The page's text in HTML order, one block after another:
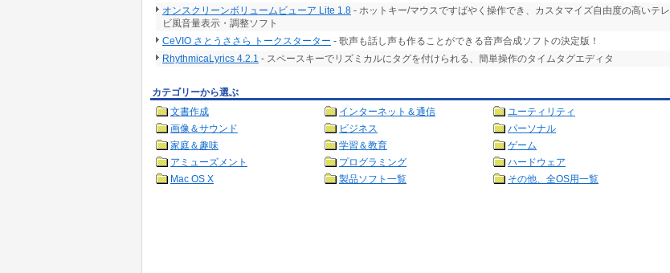
オンスクリーンボリュームビューア Lite 1.8 - ホットキー/マウスですばやく操作でき、カスタマイズ自由度の高いテレ
ビ風音量表示・調整ソフト
CeVIO さとうささら トークスターター - 歌声も話し声も作ることができる音声合成ソフトの決定版！
RhythmicaLyrics 4.2.1 - スペースキーでリズミカルにタグを付けられる、簡単操作のタイムタグエディタ
カテゴリーから選ぶ
文書作成
インターネット＆通信
ユーティリティ
画像＆サウンド
ビジネス
パーソナル
家庭＆趣味
学習＆教育
ゲーム
アミューズメント
プログラミング
ハードウェア
Mac OS X
製品ソフト一覧 その他、全OS用一覧